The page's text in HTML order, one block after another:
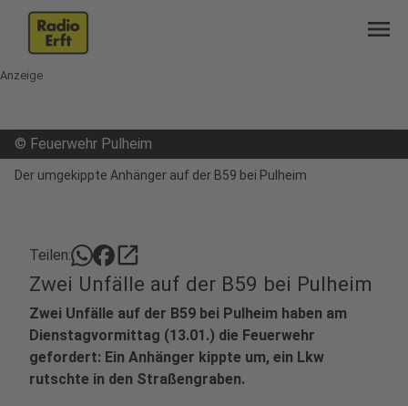
menu
Anzeige
© Feuerwehr Pulheim
Der umgekippte Anhänger auf der B59 bei Pulheim
Teilen: open_in_new
Zwei Unfälle auf der B59 bei Pulheim
Zwei Unfälle auf der B59 bei Pulheim haben am
Dienstagvormittag (13.01.) die Feuerwehr
gefordert: Ein Anhänger kippte um, ein Lkw
rutschte in den Straßengraben.